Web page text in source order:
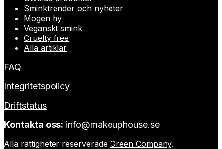
Sminktrender och nyheter
Mogen hy
Veganskt smink
Cruelty free
Alla artiklar
FAQ
Integritetspolicy
Driftstatus
Kontakta oss: info@makeuphouse.se
Alla rättigheter reserverade Green Company.